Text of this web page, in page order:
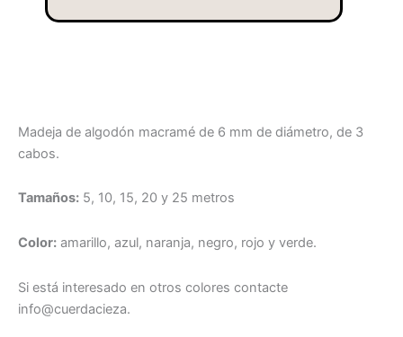
Madeja de algodón macramé de 6 mm de diámetro, de 3
cabos.
Tamaños: 5, 10, 15, 20 y 25 metros
Color: amarillo, azul, naranja, negro, rojo y verde.
Si está interesado en otros colores contacte
info@cuerdacieza.